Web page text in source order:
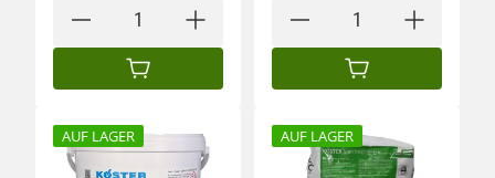
IN DEN WARENKORB IN DEN WARENKORB
AUF LAGER AUF LAGER